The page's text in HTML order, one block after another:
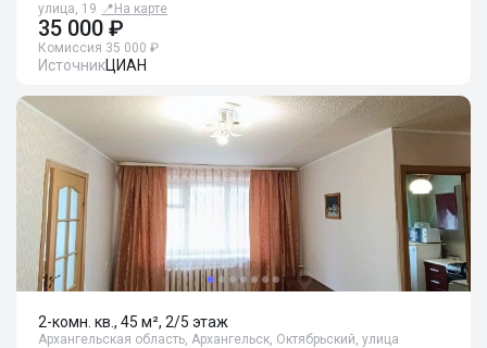
улица, 19 📍 На карте
35 000 ₽
Комиссия 35 000 ₽
ИсточникЦИАН
2-комн. кв., 45 м², 2/5 этаж
Архангельская область, Архангельск, Октябрьский, улица